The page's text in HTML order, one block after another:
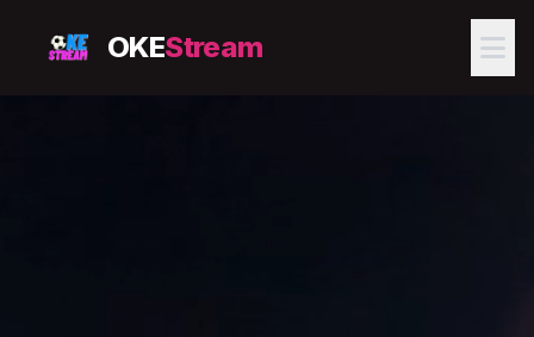
OKEStream